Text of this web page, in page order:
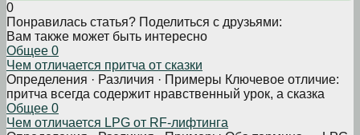
0
Понравилась статья? Поделиться с друзьями:
Вам также может быть интересно
Общее 0
Чем отличается притча от сказки
Определения · Различия · Примеры Ключевое отличие:
притча всегда содержит нравственный урок, а сказка
Общее 0
Чем отличается LPG от RF-лифтинга